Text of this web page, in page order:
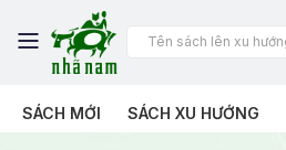
SÁCH MỚI SÁCH XU HƯỚNG